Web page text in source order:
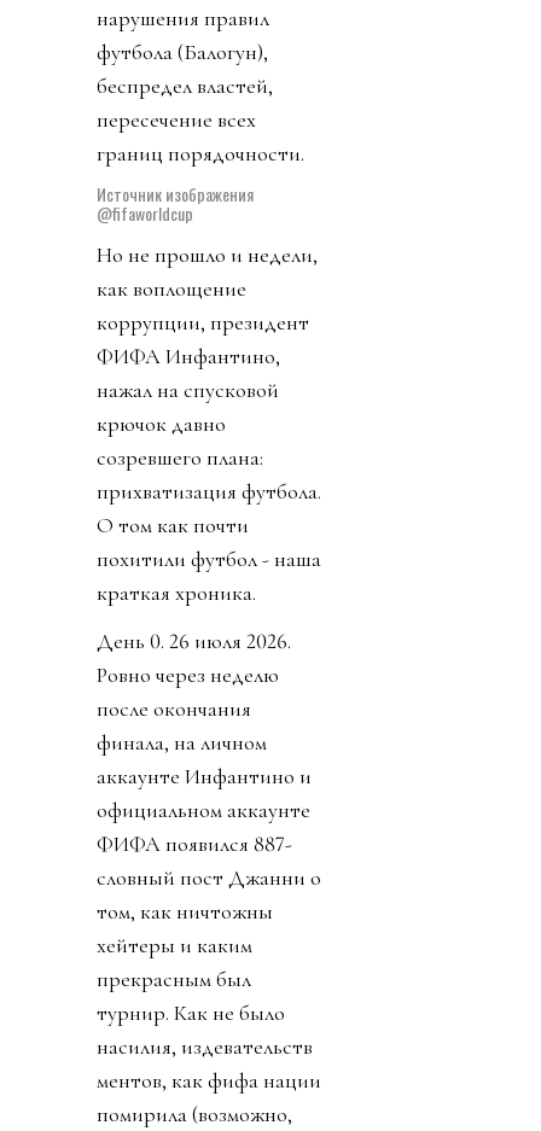
нарушения правил
футбола (Балогун),
беспредел властей,
пересечение всех
границ порядочности.
Источник изображения
@fifaworldcup
Но не прошло и недели,
как воплощение
коррупции, президент
ФИФА Инфантино,
нажал на спусковой
крючок давно
созревшего плана:
прихватизация футбола.
О том как почти
похитили футбол - наша
День 0. 26 июля 2026.
Ровно через неделю
после окончания
финала, на личном
аккаунте Инфантино и
официальном аккаунте